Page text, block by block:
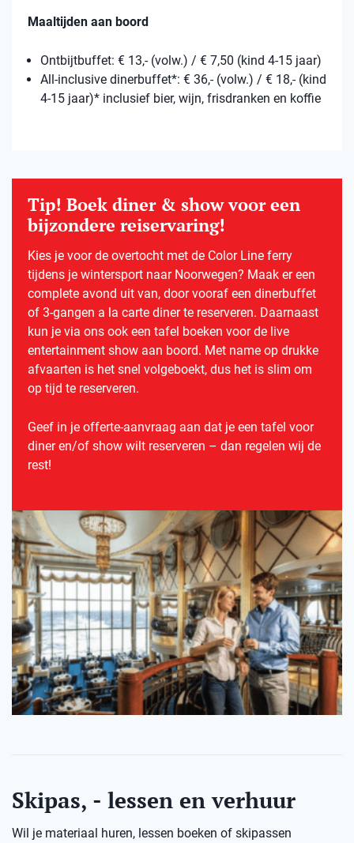
Maaltijden aan boord
Ontbijtbuffet: € 13,- (volw.) / € 7,50 (kind 4-15 jaar)
All-inclusive dinerbuffet*: € 36,- (volw.) / € 18,- (kind
4-15 jaar)* inclusief bier, wijn, frisdranken en koffie
Tip! Boek diner & show voor een
bijzondere reiservaring!
Kies je voor de overtocht met de Color Line ferry
tijdens je wintersport naar Noorwegen? Maak er een
complete avond uit van, door vooraf een dinerbuffet
of 3-gangen a la carte diner te reserveren. Daarnaast
kun je via ons ook een tafel boeken voor de live
entertainment show aan boord. Met name op drukke
afvaarten is het snel volgeboekt, dus het is slim om
op tijd te reserveren.
Geef in je offerte-aanvraag aan dat je een tafel voor
diner en/of show wilt reserveren – dan regelen wij de
rest!
Skipas, - lessen en verhuur
Wil je materiaal huren, lessen boeken of skipassen